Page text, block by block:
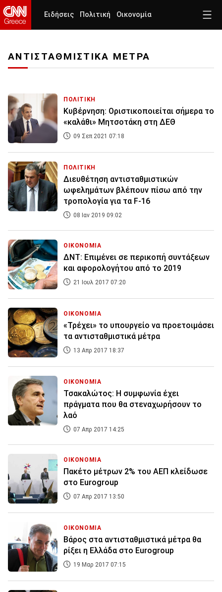
Ειδήσεις Πολιτική Οικονομία
ΑΝΤΙΣΤΑΘΜΙΣΤΙΚΑ ΜΕΤΡΑ
ΠΟΛΙΤΙΚΗ
Κυβέρνηση: Οριστικοποιείται σήμερα το
«καλάθι» Μητσοτάκη στη ΔΕΘ
09 Σεπ 2021 07:18
ΠΟΛΙΤΙΚΗ
Διευθέτηση αντισταθμιστικών
ωφελημάτων βλέπουν πίσω από την
τροπολογία για τα F-16
08 Ιαν 2019 09:02
ΟΙΚΟΝΟΜΙΑ
ΔΝΤ: Επιμένει σε περικοπή συντάξεων
και αφορολογήτου από το 2019
21 Ιουλ 2017 07:20
ΟΙΚΟΝΟΜΙΑ
«Τρέχει» το υπουργείο να προετοιμάσει
τα αντισταθμιστικά μέτρα
13 Απρ 2017 18:37
ΟΙΚΟΝΟΜΙΑ
Τσακαλώτος: Η συμφωνία έχει
πράγματα που θα στεναχωρήσουν το
λαό
07 Απρ 2017 14:25
ΟΙΚΟΝΟΜΙΑ
Πακέτο μέτρων 2% του ΑΕΠ κλείδωσε
στο Eurogroup
07 Απρ 2017 13:50
ΟΙΚΟΝΟΜΙΑ
Βάρος στα αντισταθμιστικά μέτρα θα
ρίξει η Ελλάδα στο Eurogroup
19 Μαρ 2017 07:15